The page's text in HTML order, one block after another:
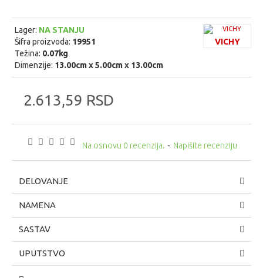
Na osnovu 0 recenzija. - Napišite recenziju
2.613,59 RSD
Lager: NA STANJU
Šifra proizvoda: 19951
Težina: 0.07kg
Dimenzije: 13.00cm x 5.00cm x 13.00cm
VICHY
DELOVANJE
NAMENA
SASTAV
UPUTSTVO